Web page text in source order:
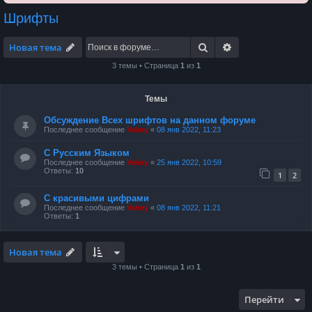
Шрифты
Новая тема Поиск
3 темы • Страница 1 из 1
Темы
Обсуждение Всех шрифтов на данном форуме
Последнее сообщение Valery « 08 янв 2022, 11:23
С Русским Языком
Последнее сообщение Valery « 25 янв 2022, 10:59
Ответы: 10 1 2
С красивыми цифрами
Последнее сообщение Valery « 08 янв 2022, 11:21
Ответы: 1
Новая тема
3 темы • Страница 1 из 1
Перейти